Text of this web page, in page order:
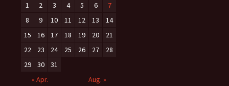
1
2 3 4 5 6
7
8
9 10 11 12 13
14
15
16 17 18 19 20
21
22
23 24 25 26 27
28
29
30
31
« Apr.
Aug. »